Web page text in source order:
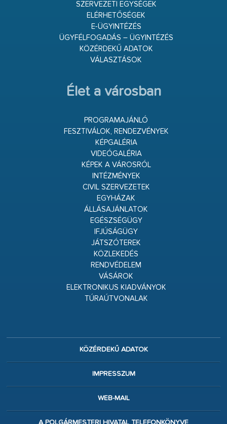
SZERVEZETI EGYSÉGEK
ELÉRHETŐSÉGEK
E-ÜGYINTÉZÉS
ÜGYFÉLFOGADÁS – ÜGYINTÉZÉS
KÖZÉRDEKŰ ADATOK
VÁLASZTÁSOK
Élet a városban
PROGRAMAJÁNLÓ
FESZTIVÁLOK, RENDEZVÉNYEK
KÉPGALÉRIA
VIDEÓGALÉRIA
KÉPEK A VÁROSRÓL
INTÉZMÉNYEK
CIVIL SZERVEZETEK
EGYHÁZAK
ÁLLÁSAJÁNLATOK
EGÉSZSÉGÜGY
IFJÚSÁGÜGY
JÁTSZÓTEREK
KÖZLEKEDÉS
RENDVÉDELEM
VÁSÁROK
ELEKTRONIKUS KIADVÁNYOK
TÚRAÚTVONALAK
KÖZÉRDEKŰ ADATOK
IMPRESSZUM
WEB-MAIL